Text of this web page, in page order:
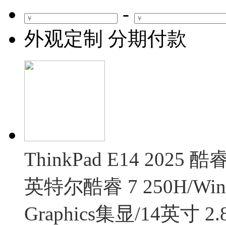
-
外观定制 分期付款
ThinkPad E14 2025 酷
英特尔酷睿 7 250H/
Graphics集显/14英寸